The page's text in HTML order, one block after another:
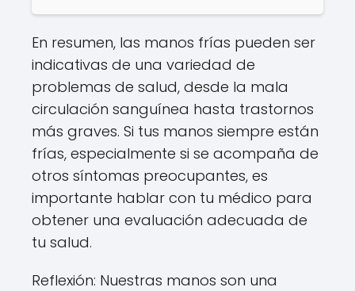
En resumen, las manos frías pueden ser
indicativas de una variedad de
problemas de salud, desde la mala
circulación sanguínea hasta trastornos
más graves. Si tus manos siempre están
frías, especialmente si se acompaña de
otros síntomas preocupantes, es
importante hablar con tu médico para
obtener una evaluación adecuada de
tu salud.
Reflexión: Nuestras manos son una